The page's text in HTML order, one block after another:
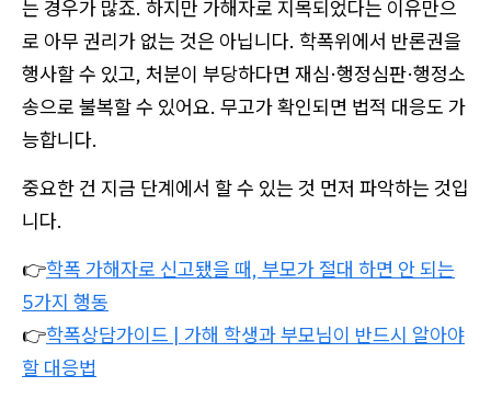
는 경우가 많죠. 하지만 가해자로 지목되었다는 이유만으
로 아무 권리가 없는 것은 아닙니다. 학폭위에서 반론권을
행사할 수 있고, 처분이 부당하다면 재심·행정심판·행정소
송으로 불복할 수 있어요. 무고가 확인되면 법적 대응도 가
능합니다.
중요한 건 지금 단계에서 할 수 있는 것 먼저 파악하는 것입
니다.
👉학폭 가해자로 신고됐을 때, 부모가 절대 하면 안 되는
5가지 행동
👉학폭상담가이드 | 가해 학생과 부모님이 반드시 알아야
할 대응법